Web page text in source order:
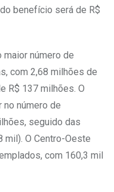
benefício será de R$
número de
com 2,68 milhões de
R$ 137 milhões. O
no número de
seguido das
mil). O Centro-Oeste
com 160,3 mil